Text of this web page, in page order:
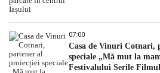
07:00
Casa de Vinuri Cotnari,
speciale „Mă mut la
Festivalului Serile